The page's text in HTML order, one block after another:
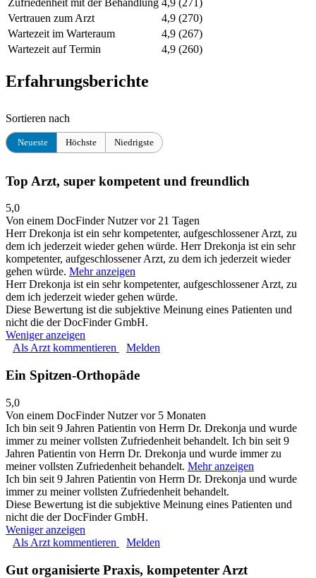
Zufriedenheit mit der Behandlung 4,9 (271)
Vertrauen zum Arzt
4,9 (270)
Wartezeit im Warteraum
4,9 (267)
Wartezeit auf Termin
4,9 (260)
Erfahrungsberichte
Sortieren nach
Neueste Höchste Niedrigste
Top Arzt, super kompetent und freundlich
5,0
Von einem DocFinder Nutzervor 21 Tagen
Herr Drekonja ist ein sehr kompetenter, aufgeschlossener Arzt, zu
dem ich jederzeit wieder gehen würde. Herr Drekonja ist ein sehr
kompetenter, aufgeschlossener Arzt, zu dem ich jederzeit wieder
gehen würde. Mehr anzeigen
Herr Drekonja ist ein sehr kompetenter, aufgeschlossener Arzt, zu
dem ich jederzeit wieder gehen würde.
Diese Bewertung ist die subjektive Meinung eines Patienten und
nicht die der DocFinder GmbH.
Weniger anzeigen
Als Arzt kommentieren
Melden
Ein Spitzen-Orthopäde
5,0
Von einem DocFinder Nutzervor 5 Monaten
Ich bin seit 9 Jahren Patientin von Herrn Dr. Drekonja und wurde
immer zu meiner vollsten Zufriedenheit behandelt. Ich bin seit 9
Jahren Patientin von Herrn Dr. Drekonja und wurde immer zu
meiner vollsten Zufriedenheit behandelt. Mehr anzeigen
Ich bin seit 9 Jahren Patientin von Herrn Dr. Drekonja und wurde
immer zu meiner vollsten Zufriedenheit behandelt.
Diese Bewertung ist die subjektive Meinung eines Patienten und
nicht die der DocFinder GmbH.
Weniger anzeigen
Als Arzt kommentieren
Melden
Gut organisierte Praxis, kompetenter Arzt